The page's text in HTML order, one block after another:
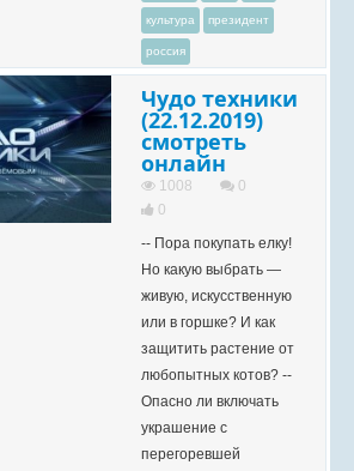
культура президент
россия
Чудо техники
(22.12.2019)
смотреть
онлайн
1008
0
0
-- Пора покупать елку!
Но какую выбрать —
живую, искусственную
или в горшке? И как
защитить растение от
любопытных котов? --
Опасно ли включать
украшение с
перегоревшей